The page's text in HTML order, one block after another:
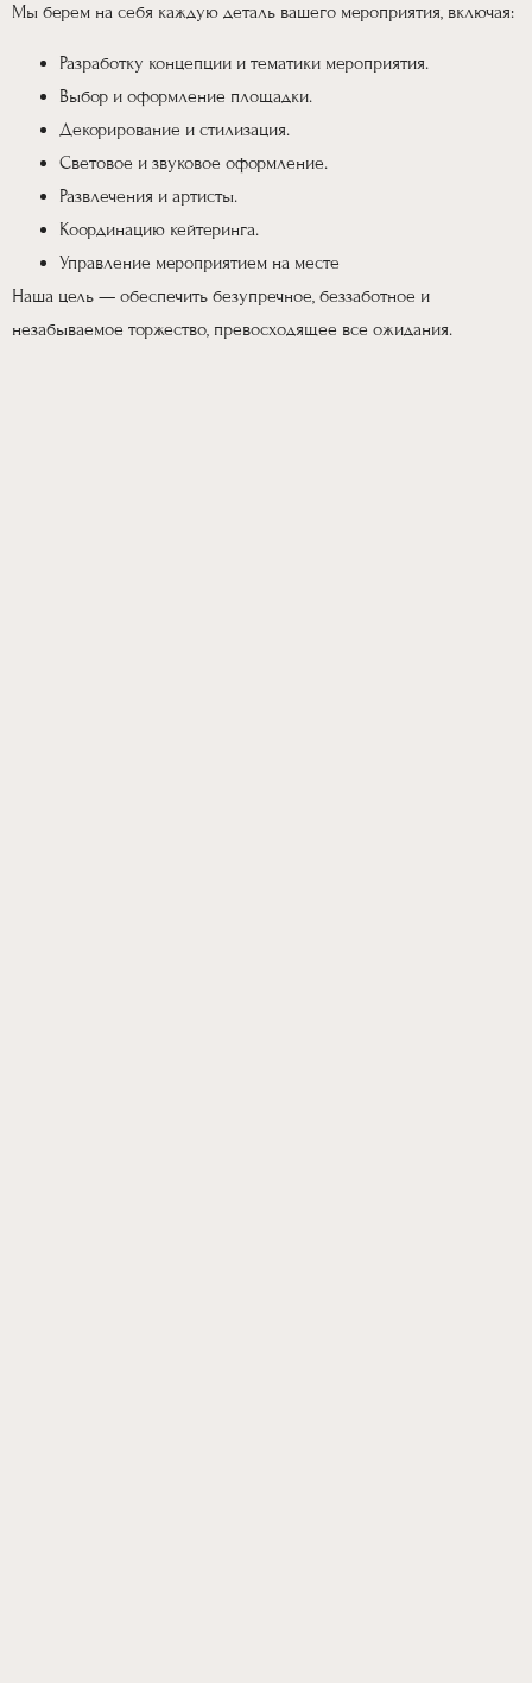
Мы берем на себя каждую деталь вашего мероприятия, включая:
Разработку концепции и тематики мероприятия.
Выбор и оформление площадки.
Декорирование и стилизация.
Световое и звуковое оформление.
Развлечения и артисты.
Координацию кейтеринга.
Управление мероприятием на месте
Наша цель — обеспечить безупречное, беззаботное и
незабываемое торжество, превосходящее все ожидания.